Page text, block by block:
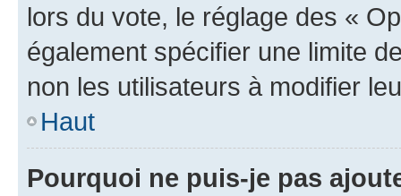
lors du vote, le réglage des «
également spécifier une limite
non les utilisateurs à modifier
Haut
Pourquoi ne puis-je pas